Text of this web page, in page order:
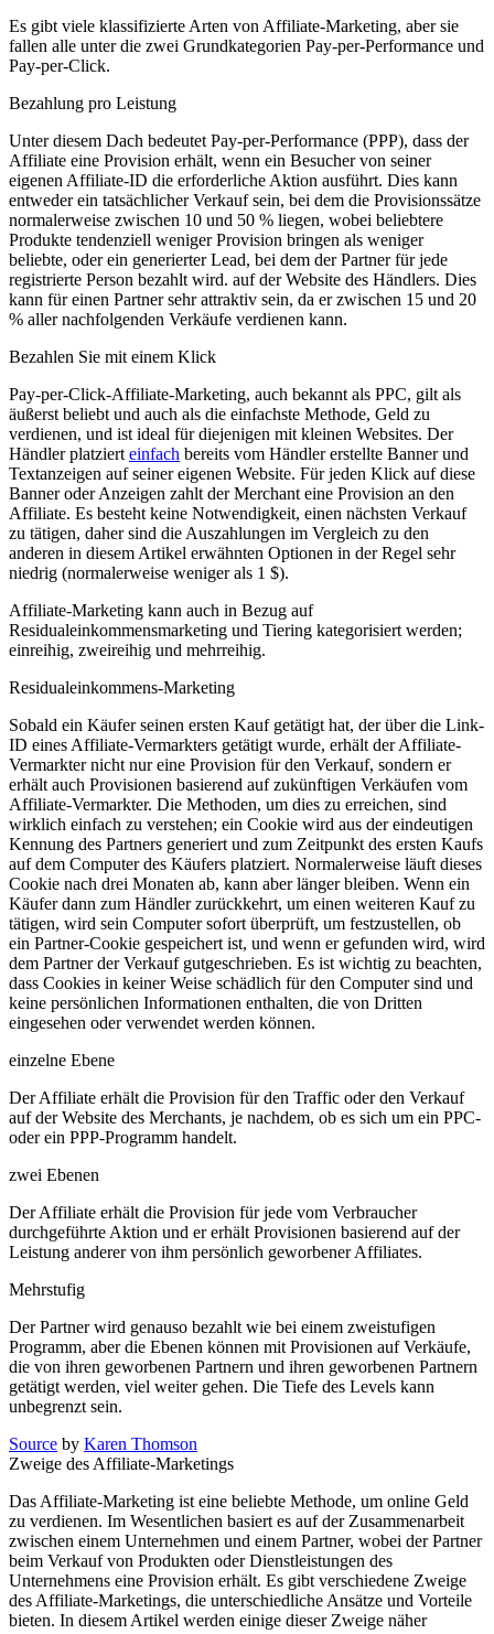
Es gibt viele klassifizierte Arten von Affiliate-Marketing, aber sie
fallen alle unter die zwei Grundkategorien Pay-per-Performance und
Pay-per-Click.
Bezahlung pro Leistung
Unter diesem Dach bedeutet Pay-per-Performance (PPP), dass der
Affiliate eine Provision erhält, wenn ein Besucher von seiner
eigenen Affiliate-ID die erforderliche Aktion ausführt. Dies kann
entweder ein tatsächlicher Verkauf sein, bei dem die Provisionssätze
normalerweise zwischen 10 und 50 % liegen, wobei beliebtere
Produkte tendenziell weniger Provision bringen als weniger
beliebte, oder ein generierter Lead, bei dem der Partner für jede
registrierte Person bezahlt wird. auf der Website des Händlers. Dies
kann für einen Partner sehr attraktiv sein, da er zwischen 15 und 20
% aller nachfolgenden Verkäufe verdienen kann.
Bezahlen Sie mit einem Klick
Pay-per-Click-Affiliate-Marketing, auch bekannt als PPC, gilt als
äußerst beliebt und auch als die einfachste Methode, Geld zu
verdienen, und ist ideal für diejenigen mit kleinen Websites. Der
Händler platzierteinfach bereits vom Händler erstellte Banner und
Textanzeigen auf seiner eigenen Website. Für jeden Klick auf diese
Banner oder Anzeigen zahlt der Merchant eine Provision an den
Affiliate. Es besteht keine Notwendigkeit, einen nächsten Verkauf
zu tätigen, daher sind die Auszahlungen im Vergleich zu den
anderen in diesem Artikel erwähnten Optionen in der Regel sehr
niedrig (normalerweise weniger als 1 $).
Affiliate-Marketing kann auch in Bezug auf
Residualeinkommensmarketing und Tiering kategorisiert werden;
einreihig, zweireihig und mehrreihig.
Residualeinkommens-Marketing
Sobald ein Käufer seinen ersten Kauf getätigt hat, der über die Link-
ID eines Affiliate-Vermarkters getätigt wurde, erhält der Affiliate-
Vermarkter nicht nur eine Provision für den Verkauf, sondern er
erhält auch Provisionen basierend auf zukünftigen Verkäufen vom
Affiliate-Vermarkter. Die Methoden, um dies zu erreichen, sind
wirklich einfach zu verstehen; ein Cookie wird aus der eindeutigen
Kennung des Partners generiert und zum Zeitpunkt des ersten Kaufs
auf dem Computer des Käufers platziert. Normalerweise läuft dieses
Cookie nach drei Monaten ab, kann aber länger bleiben. Wenn ein
Käufer dann zum Händler zurückkehrt, um einen weiteren Kauf zu
tätigen, wird sein Computer sofort überprüft, um festzustellen, ob
ein Partner-Cookie gespeichert ist, und wenn er gefunden wird, wird
dem Partner der Verkauf gutgeschrieben. Es ist wichtig zu beachten,
dass Cookies in keiner Weise schädlich für den Computer sind und
keine persönlichen Informationen enthalten, die von Dritten
eingesehen oder verwendet werden können.
einzelne Ebene
Der Affiliate erhält die Provision für den Traffic oder den Verkauf
auf der Website des Merchants, je nachdem, ob es sich um ein PPC-
oder ein PPP-Programm handelt.
zwei Ebenen
Der Affiliate erhält die Provision für jede vom Verbraucher
durchgeführte Aktion und er erhält Provisionen basierend auf der
Leistung anderer von ihm persönlich geworbener Affiliates.
Mehrstufig
Der Partner wird genauso bezahlt wie bei einem zweistufigen
Programm, aber die Ebenen können mit Provisionen auf Verkäufe,
die von ihren geworbenen Partnern und ihren geworbenen Partnern
getätigt werden, viel weiter gehen. Die Tiefe des Levels kann
unbegrenzt sein.
Source by Karen Thomson
Zweige‌ des Affiliate-Marketings
Das Affiliate-Marketing⁤ ist eine beliebte⁣ Methode, um⁣ online Geld
zu verdienen. Im Wesentlichen basiert⁤ es auf der Zusammenarbeit
zwischen einem Unternehmen​ und⁣ einem Partner,​ wobei der Partner
beim ‌Verkauf von Produkten oder Dienstleistungen des
Unternehmens⁤ eine ⁢Provision erhält. Es⁣ gibt verschiedene‍ Zweige
des Affiliate-Marketings,⁣ die unterschiedliche Ansätze​ und‌ Vorteile
bieten. In diesem Artikel⁤ werden einige ⁢dieser Zweige näher